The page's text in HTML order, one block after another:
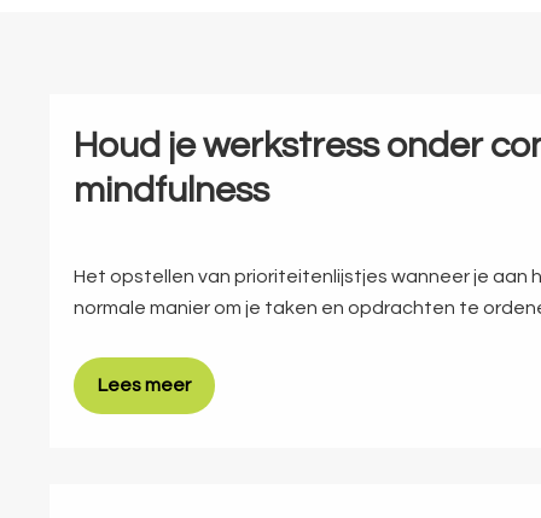
Houd je werkstress onder
mindfulness
Het opstellen van prioriteitenlijstjes wanneer je aan
normale manier om je taken en opdrachten te
Lees meer